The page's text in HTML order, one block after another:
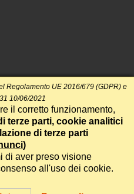
• P.IVA 14478081004 • Testata
di Roma del 14/12/2017
Regolamento UE 2016/679 (GDPR) e
10/06/2021
il corretto funzionamento,
terze parti, cookie analitici
di terze parti
)
di aver preso visione
all'uso dei cookie.